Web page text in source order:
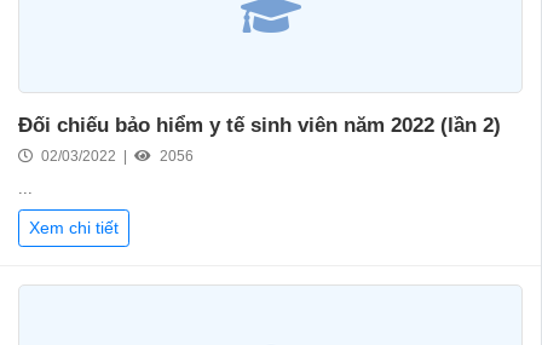
Đối chiếu bảo hiểm y tế sinh viên năm 2022 (lần 2)
02/03/2022 | 2056
...
Xem chi tiết